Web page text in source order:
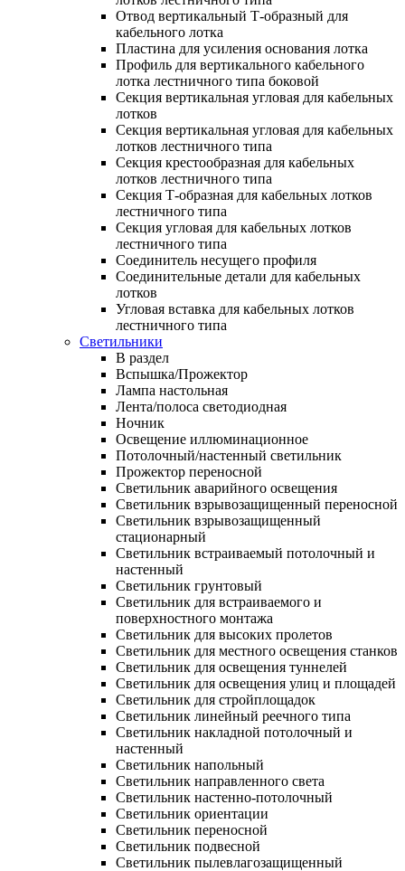
Отвод вертикальный Т-образный для
кабельного лотка
Пластина для усиления основания лотка
Профиль для вертикального кабельного
лотка лестничного типа боковой
Секция вертикальная угловая для кабельных
лотков
Секция вертикальная угловая для кабельных
лотков лестничного типа
Секция крестообразная для кабельных
лотков лестничного типа
Секция Т-образная для кабельных лотков
лестничного типа
Секция угловая для кабельных лотков
лестничного типа
Соединитель несущего профиля
Соединительные детали для кабельных
лотков
Угловая вставка для кабельных лотков
лестничного типа
Светильники
В раздел
Вспышка/Прожектор
Лампа настольная
Лента/полоса светодиодная
Ночник
Освещение иллюминационное
Потолочный/настенный светильник
Прожектор переносной
Светильник аварийного освещения
Светильник взрывозащищенный переносной
Светильник взрывозащищенный
стационарный
Светильник встраиваемый потолочный и
настенный
Светильник грунтовый
Светильник для встраиваемого и
поверхностного монтажа
Светильник для высоких пролетов
Светильник для местного освещения станков
Светильник для освещения туннелей
Светильник для освещения улиц и площадей
Светильник для стройплощадок
Светильник линейный реечного типа
Светильник накладной потолочный и
настенный
Светильник напольный
Светильник направленного света
Светильник настенно-потолочный
Светильник ориентации
Светильник переносной
Светильник подвесной
Светильник пылевлагозащищенный